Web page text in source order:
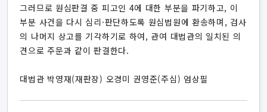
그러므로 원심판결 중 피고인 4에 대한 부분을 파기하고, 이
부분 사건을 다시 심리·판단하도록 원심법원에 환송하며, 검사
의 나머지 상고를 기각하기로 하여, 관여 대법관의 일치된 의
견으로 주문과 같이 판결한다.
대법관 박영재(재판장) 오경미 권영준(주심) 엄상필